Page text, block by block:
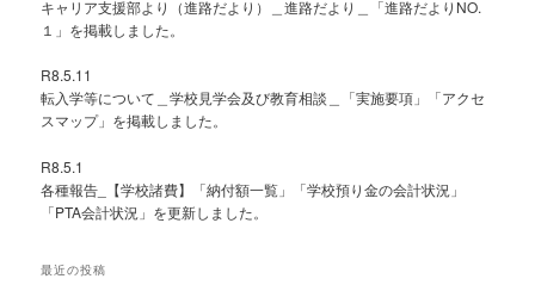
キャリア支援部より（進路だより）＿進路だより＿「進路だよりNO.
１」を掲載しました。
R8.5.11
転入学等について＿学校見学会及び教育相談＿「実施要項」「アクセ
スマップ」を掲載しました。
R8.5.1
各種報告_【学校諸費】「納付額一覧」「学校預り金の会計状況」
「PTA会計状況」を更新しました。
最近の投稿